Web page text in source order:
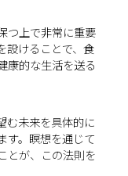
つ上で非常に重要
設けることで、食
康的な生活を送る
む未来を具体的に
す。瞑想を通じて
とが、この法則を